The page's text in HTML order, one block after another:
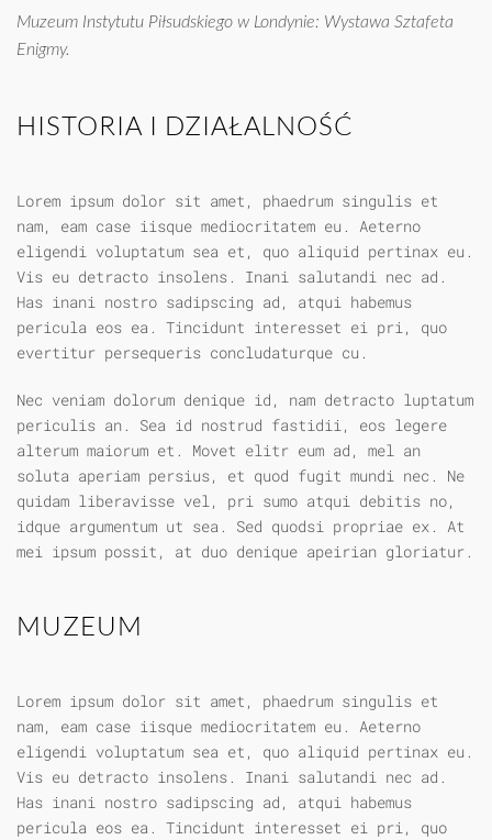
Muzeum Instytutu Piłsudskiego w Londynie: Wystawa Sztafeta
Enigmy.
HISTORIA I DZIAŁALNOŚĆ
Lorem ipsum dolor sit amet, phaedrum singulis et
nam, eam case iisque mediocritatem eu. Aeterno
eligendi voluptatum sea et, quo aliquid pertinax eu.
Vis eu detracto insolens. Inani salutandi nec ad.
Has inani nostro sadipscing ad, atqui habemus
pericula eos ea. Tincidunt interesset ei pri, quo
evertitur persequeris concludaturque cu.
Nec veniam dolorum denique id, nam detracto luptatum
periculis an. Sea id nostrud fastidii, eos legere
alterum maiorum et. Movet elitr eum ad, mel an
soluta aperiam persius, et quod fugit mundi nec. Ne
quidam liberavisse vel, pri sumo atqui debitis no,
idque argumentum ut sea. Sed quodsi propriae ex. At
mei ipsum possit, at duo denique apeirian gloriatur.
MUZEUM
Lorem ipsum dolor sit amet, phaedrum singulis et
nam, eam case iisque mediocritatem eu. Aeterno
eligendi voluptatum sea et, quo aliquid pertinax eu.
Vis eu detracto insolens. Inani salutandi nec ad.
Has inani nostro sadipscing ad, atqui habemus
pericula eos ea. Tincidunt interesset ei pri, quo